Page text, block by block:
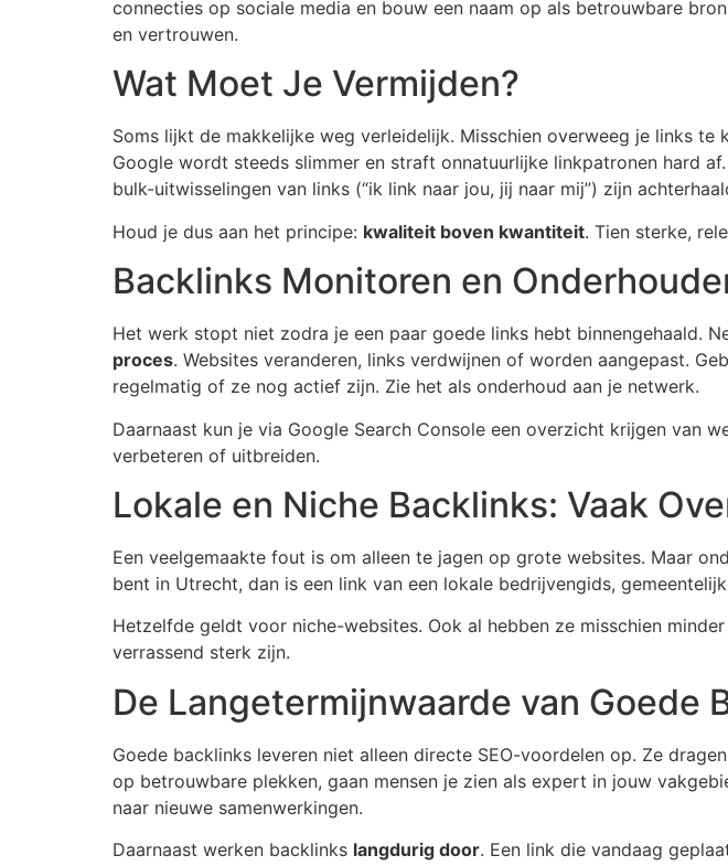
connecties op sociale media en bouw een naam op als betrouwbare
en vertrouwen.
Wat Moet Je Vermijden?
Soms lijkt de makkelijke weg verleidelijk. Misschien overweeg je links
Google wordt steeds slimmer en straft onnatuurlijke linkpatronen hard
bulk-uitwisselingen van links (“ik link naar jou, jij naar mij”) zijn
Houd je dus aan het principe: kwaliteit boven kwantiteit. Tien sterke,
Backlinks Monitoren en
Het werk stopt niet zodra je een paar goede links hebt binnengehaald.
proces. Websites veranderen, links verdwijnen of worden aangepast.
regelmatig of ze nog actief zijn. Zie het als onderhoud aan je netwerk.
Daarnaast kun je via Google Search Console een overzicht krijgen van
verbeteren of uitbreiden.
Lokale en Niche Backlinks: Vaak
Een veelgemaakte fout is om alleen te jagen op grote websites. Maar
bent in Utrecht, dan is een link van een lokale bedrijvengids,
Hetzelfde geldt voor niche-websites. Ook al hebben ze misschien
verrassend sterk zijn.
De Langetermijnwaarde van Goede
Goede backlinks leveren niet alleen directe SEO-voordelen op. Ze
op betrouwbare plekken, gaan mensen je zien als expert in jouw
naar nieuwe samenwerkingen.
Daarnaast werken backlinks langdurig door. Een link die vandaag